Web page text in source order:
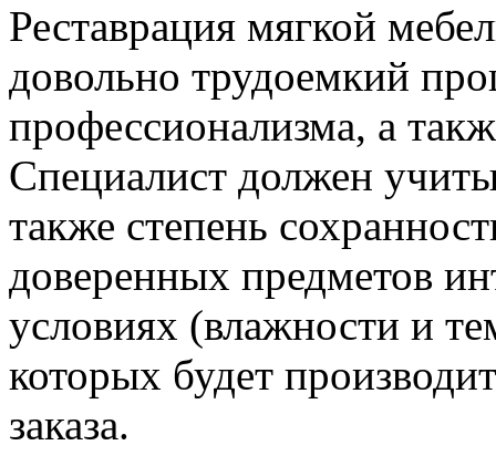
Реставрация мягкой
довольно трудоемкий
профессионализма, а
Специалист должен
также степень
доверенных предметов
условиях (влажности и
которых будет
заказа.